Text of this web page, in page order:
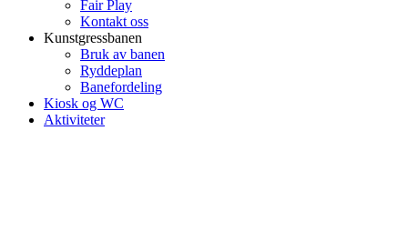
Fair Play
Kontakt oss
Kunstgressbanen
Bruk av banen
Ryddeplan
Banefordeling
Kiosk og WC
Aktiviteter